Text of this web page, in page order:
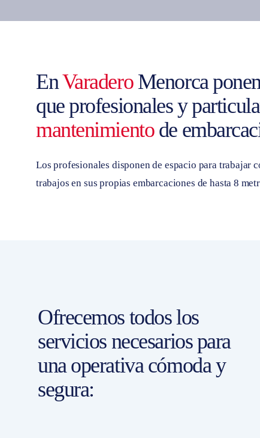
EnVaraderoMenorca
que profesionales y
mantenimientode
Los profesionales disponen de espacio para trabajar
trabajos en sus propias embarcaciones de hasta 8
Ofrecemos todos los
servicios necesarios para
una operativa cómoda y
segura: